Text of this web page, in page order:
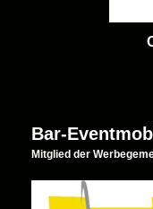
Bar-
Mitglied der